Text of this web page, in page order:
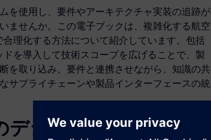
を使用し、要件やアーキテクチャ実装の追跡が
ませんか。この電子ブックは、複雑化する航空
合理化する方法について紹介しています。包括
ドを導入して技術スコープを広げることで、製
を取り込み、要件と連携させながら、知識の共
サプライチェーンや製品インターフェースの統
ジタル・スレッドで